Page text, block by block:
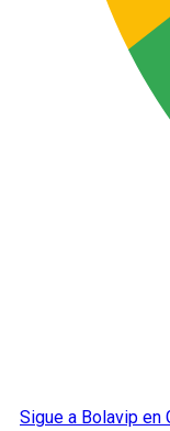
Sigue a Bolavip en